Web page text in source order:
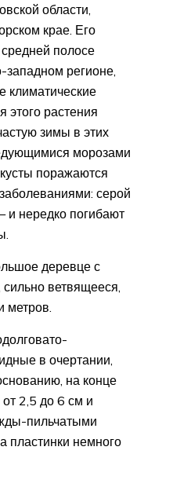
области,
крае. Его
полосе
регионе,
климатические
этого растения
зимы в этих
морозами
поражаются
серой
нередко погибают
деревце с
ветвящееся,
метров.
в очертании,
на конце
2,5 до 6 см и
пильчатыми
пластинки немного